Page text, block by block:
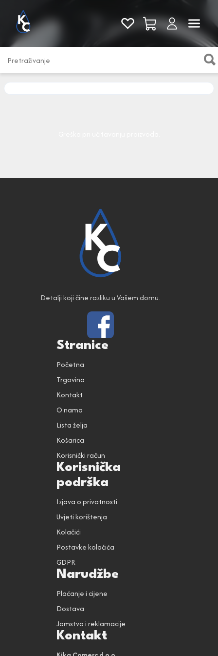
Pogledaj sve
Detalji koji čine razliku u Vašem domu.
Stranice
Početna
Trgovina
Kontakt
O nama
Lista želja
Košarica
Korisnički račun
Korisnička
podrška
Izjava o privatnosti
Uvjeti korištenja
Kolačići
Postavke kolačića
GDPR
Narudžbe
Plaćanje i cijene
Dostava
Jamstvo i reklamacije
Kontakt